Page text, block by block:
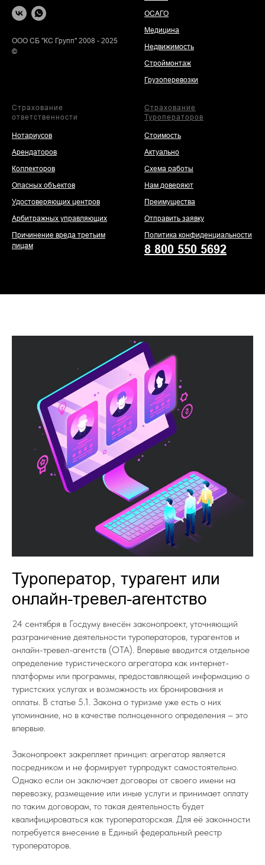
ООО СБ "КС Групп" 2008 - 2025
©
ОСАГО
Медицина
Недвижимость
Строймонтаж
Грузоперевозки
Страхование
ответственности
Нотариусов
Арендаторов
Коллекторов
Опасных объектов
Удостоверяющих центров
Арбитражных управляющих
Причинение вреда третьим
лицам
Страхование
Туроператоров
Стоимость
Актуально
Схема работы
Нам доверяют
Преимущества
Отправить заявку
Политика конфиденциальности
8 800 550 5692
Туроператор, турагент или
онлайн-тревел-агентство
24 сентября в Госдуму внесён законопроект, уточняющий
разграничение деятельности туроператоров, турагентов и
онлайн-тревел-агентств (ОТА). Впервые вводится отдельное
определение туристического агрегатора как интернет-
платформы или программы, предоставляющей информацию о
туристских услугах и возможность их бронирования и
оплаты. В статье 5.1. Закона о туризме уже есть о них
упоминание, но в качестве полноценного определения – это
впервые.
Законопроект закрепляет принцип: агрегатор является
посредником и не формирует турпродукт самостоятельно.
Однако если он заключает договоры от своего имени на
перевозку, размещение или иные услуги и принимает оплату
по таким договорам, то такая деятельность будет
квалифицироваться как туроператорская. Для её законности
потребуется внесение в Единый федеральный реестр
туроператоров.